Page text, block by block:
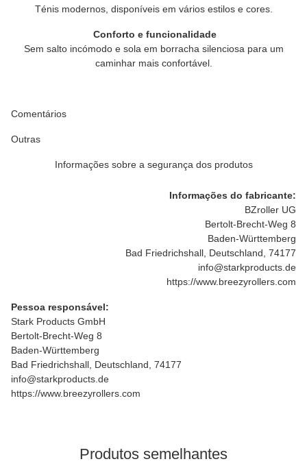
Ténis modernos, disponíveis em vários estilos e cores.
Conforto e funcionalidade
Sem salto incómodo e sola em borracha silenciosa para um
caminhar mais confortável.
Comentários
Outras
Informações sobre a segurança dos produtos
Informações do fabricante:
BZroller UG
Bertolt-Brecht-Weg 8
Baden-Württemberg
Bad Friedrichshall, Deutschland, 74177
info@starkproducts.de
https://www.breezyrollers.com
Pessoa responsável:
Stark Products GmbH
Bertolt-Brecht-Weg 8
Baden-Württemberg
Bad Friedrichshall, Deutschland, 74177
info@starkproducts.de
https://www.breezyrollers.com
Produtos semelhantes